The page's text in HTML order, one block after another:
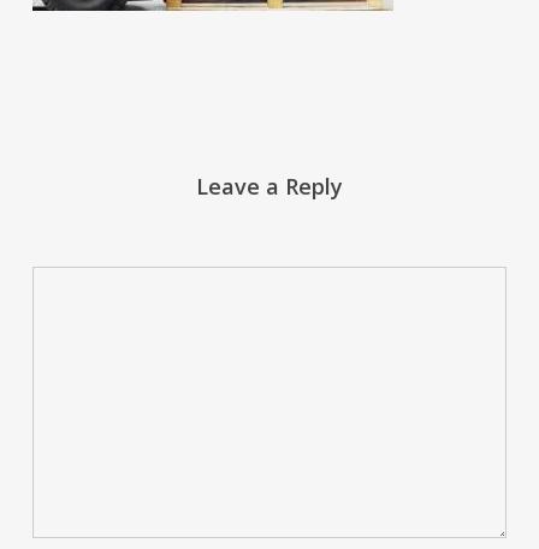
Leave a Reply